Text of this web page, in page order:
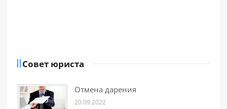
Совет юриста
Отмена дарения
20.09.2022